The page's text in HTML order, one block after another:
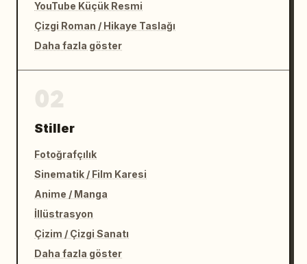
YouTube Küçük Resmi
Çizgi Roman / Hikaye Taslağı
Daha fazla göster
Stiller
Fotoğrafçılık
Sinematik / Film Karesi
Anime / Manga
İllüstrasyon
Çizim / Çizgi Sanatı
Daha fazla göster